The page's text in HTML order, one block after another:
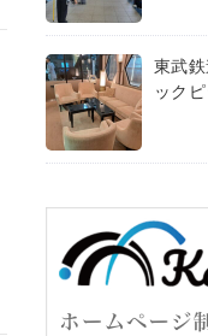
東武
ック